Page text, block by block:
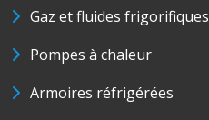
Gaz et fluides frigorifiques
Pompes à chaleur
Armoires réfrigérées